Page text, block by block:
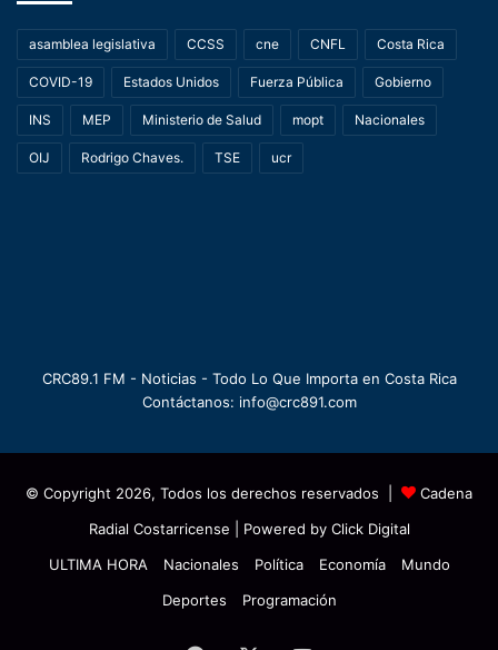
asamblea legislativa CCSS cne CNFL Costa Rica
COVID-19 Estados Unidos Fuerza Pública Gobierno
INS MEP Ministerio de Salud mopt Nacionales
OIJ Rodrigo Chaves. TSE ucr
CRC89.1 FM - Noticias - Todo Lo Que Importa en Costa Rica
Contáctanos: info@crc891.com
© Copyright 2026, Todos los derechos reservados |
Cadena
Radial Costarricense | Powered by Click Digital
ULTIMA HORA
Nacionales Política Economía
Mundo
Deportes
Programación